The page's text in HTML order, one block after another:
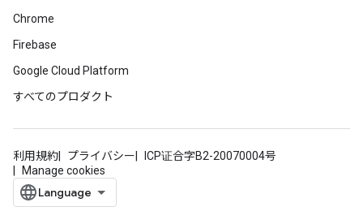
Chrome
Firebase
Google Cloud Platform
すべてのプロダクト
利用規約 プライバシー
ICP证合字B2-20070004号
Manage cookies